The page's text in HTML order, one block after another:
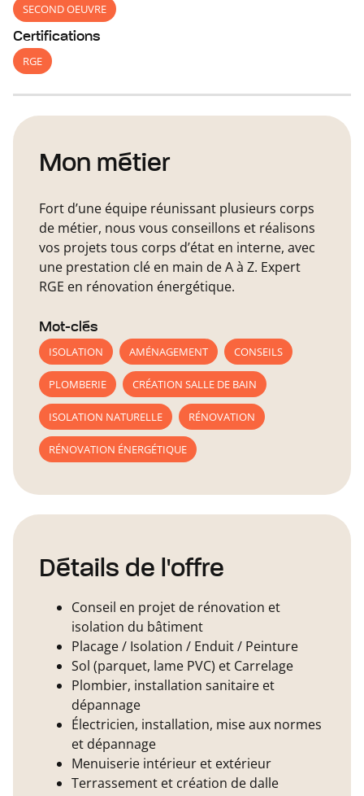
SECOND OEUVRE
Certifications
RGE
Mon métier
Fort d’une équipe réunissant plusieurs corps
de métier, nous vous conseillons et réalisons
vos projets tous corps d’état en interne, avec
une prestation clé en main de A à Z. Expert
RGE en rénovation énergétique.
Mot-clés
ISOLATION
AMÉNAGEMENT CONSEILS
PLOMBERIE CRÉATION SALLE DE BAIN
ISOLATION NATURELLE RÉNOVATION
RÉNOVATION ÉNERGÉTIQUE
Détails de l'offre
Conseil en projet de rénovation et
isolation du bâtiment
Placage / Isolation / Enduit / Peinture
Sol (parquet, lame PVC) et Carrelage
Plombier, installation sanitaire et
dépannage
Électricien, installation, mise aux normes
et dépannage
Menuiserie intérieur et extérieur
Terrassement et création de dalle